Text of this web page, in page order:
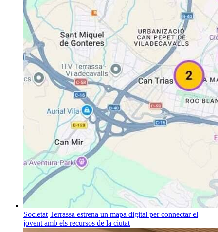
Societat Terrassa estrena un mapa digital per connectar el
jovent amb els recursos de la ciutat